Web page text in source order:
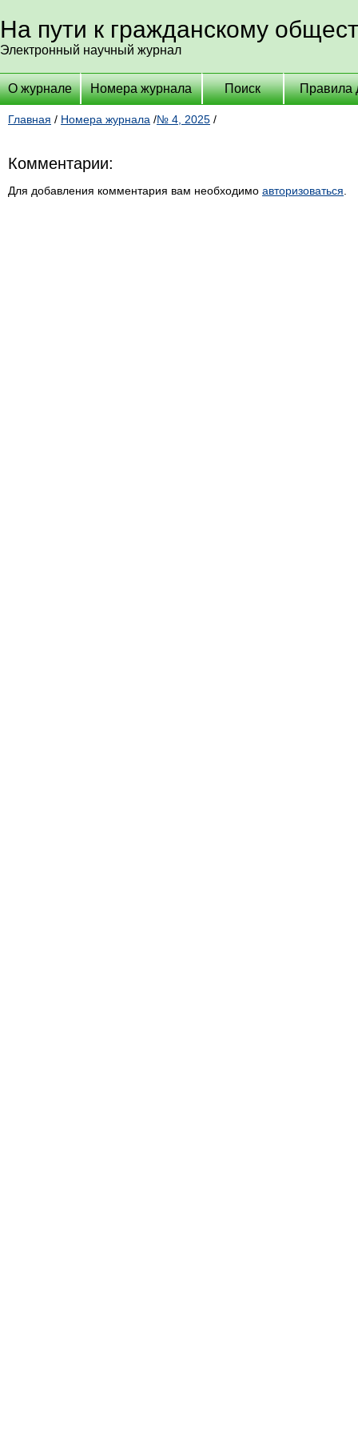
На пути к гражданскому
Электронный научный журнал
О журнале Номера журнала Поиск Правила
Главная / Номера журнала /№ 4, 2025 /
Комментарии:
Для добавления комментария вам необходимо авторизоваться